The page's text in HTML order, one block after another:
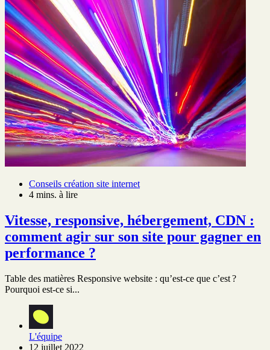
Conseils création site internet
4 mins. à lire
Vitesse, responsive, hébergement, CDN :
comment agir sur son site pour gagner en
performance ?
Table des matières Responsive website : qu’est-ce que c’est ?
Pourquoi est-ce si...
L'équipe
12 juillet 2022